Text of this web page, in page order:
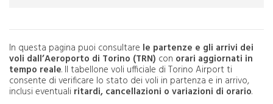
In questa pagina puoi consultare le partenze e gli arrivi dei
voli dall’Aeroporto di Torino (TRN) con orari aggiornati in
tempo reale. Il tabellone voli ufficiale di Torino Airport ti
consente di verificare lo stato dei voli in partenza e in arrivo,
inclusi eventuali ritardi, cancellazioni o variazioni di orario.